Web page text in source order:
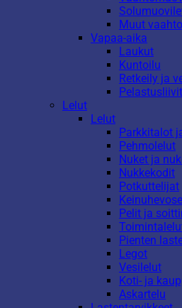
Muut
Vapaa-aika
Laukut
Kuntoilu
Retkeily ja
Pelastusliivit
Lelut
Lelut
Parkkitalot
Pehmolelut
Nuket ja
Nukkekodit
Potkuttelijat
Pelit ja
Pienten
Legot
Vesilelut
Koti- ja
Askartelu